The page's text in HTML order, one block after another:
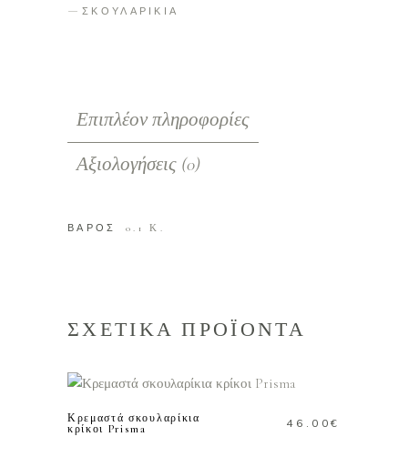
ΣΚΟΥΛΑΡΙΚΙΑ
Επιπλέον πληροφορίες
Αξιολογήσεις (0)
ΒΑΡΟΣ 0.1 Κ.
ΣΧΕΤΙΚΑ ΠΡΟΪΟΝΤΑ
Κρεμαστά σκουλαρίκια
κρίκοι Prisma
46.00€